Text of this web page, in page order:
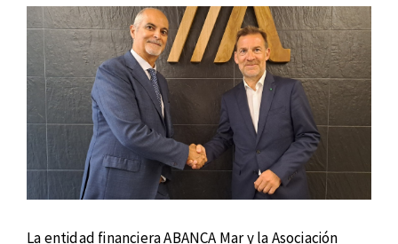
La entidad financiera ABANCA Mar y la Asociación